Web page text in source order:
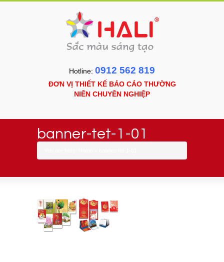
Hotline: 0912 562 819
ĐƠN VỊ THIẾT KẾ BÁO CÁO THƯỜNG
NIÊN CHUYÊN NGHIỆP
banner-tet-1-01